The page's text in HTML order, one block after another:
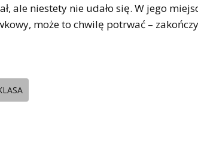
ale niestety nie udało się. W jego
może to chwilę potrwać –